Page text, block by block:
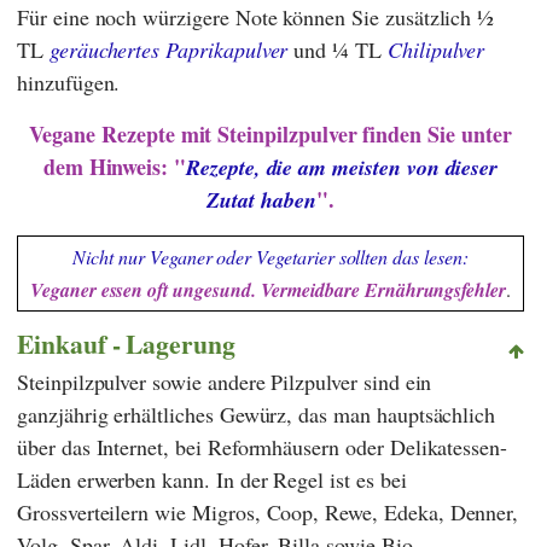
Für eine noch würzigere Note können Sie zusätzlich ½
TL geräuchertes Paprikapulverund ¼ TL Chilipulver
hinzufügen.
Vegane Rezepte mit Steinpilzpulver finden Sie unter
dem Hinweis: "Rezepte, die am meisten von dieser
Zutat haben".
Nicht nur Veganer oder Vegetarier sollten das lesen:
Veganer essen oft ungesund. Vermeidbare Ernährungsfehler.
Einkauf - Lagerung
Steinpilzpulver sowie andere Pilzpulver sind ein
ganzjährig erhältliches Gewürz, das man hauptsächlich
über das Internet, bei Reformhäusern oder Delikatessen-
Läden erwerben kann. In der Regel ist es bei
Grossverteilern wie Migros, Coop,Rewe, Edeka, Denner,